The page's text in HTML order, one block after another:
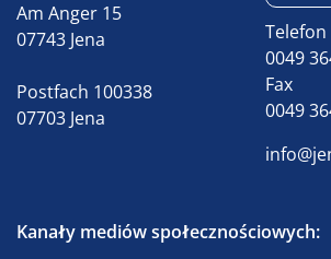
Am Anger 15
07743 Jena
Postfach 100338
07703 Jena
Telefon
0049
Fax
0049
Kanały mediów społecznościowych: